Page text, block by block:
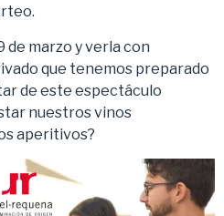
de marzo y verla con
que tenemos preparado
de este espectáculo
nuestros vinos
aperitivos?